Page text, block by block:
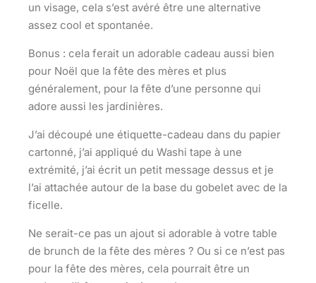
un visage, cela s’est avéré être une alternative
assez cool et spontanée.
Bonus : cela ferait un adorable cadeau aussi bien
pour Noël que la fête des mères et plus
généralement, pour la fête d’une personne qui
adore aussi les jardinières.
J’ai découpé une étiquette-cadeau dans du papier
cartonné, j’ai appliqué du Washi tape à une
extrémité, j’ai écrit un petit message dessus et je
l’ai attachée autour de la base du gobelet avec de la
ficelle.
Ne serait-ce pas un ajout si adorable à votre table
de brunch de la fête des mères ? Ou si ce n’est pas
pour la fête des mères, cela pourrait être un